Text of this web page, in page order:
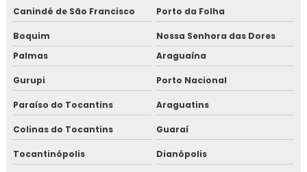
Canindé de São Francisco Porto da Folha
Boquim
Nossa Senhora das Dores
Palmas
Araguaína
Gurupi Porto Nacional
Paraíso do Tocantins Araguatins
Colinas do Tocantins Guaraí
Tocantinópolis Dianópolis